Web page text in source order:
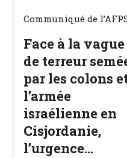
Communiqué de
Face à la vague
de terreur
par les colons
l’armée
israélienne en
Cisjordanie,
l’urgence...